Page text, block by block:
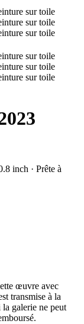
inch · Prête à
œuvre avec
transmise à la
galerie ne peut